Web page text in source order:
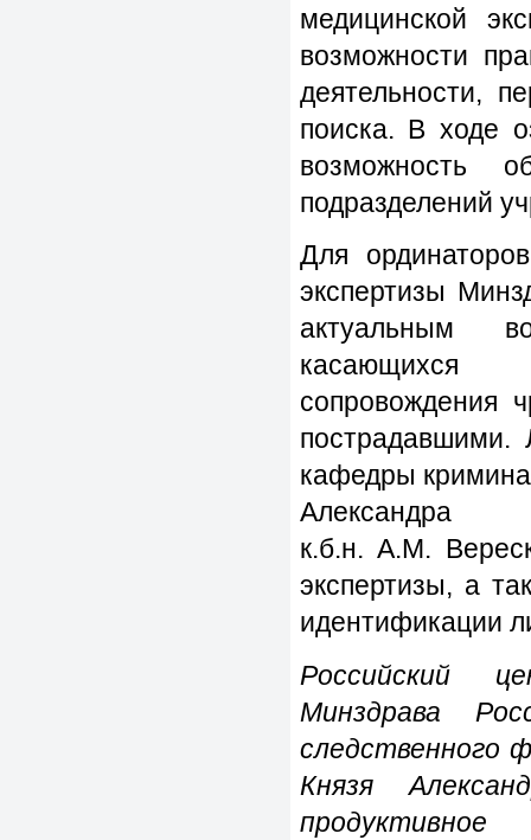
медицинской
возможности
деятельности,
поиска. В ходе
возможность
подразделений
Для
экспертизы
актуальным
касающихся
сопровождения
пострадавшими.
кафедры
к.б.н. А.М.
экспертизы, а
идентификации
Российский
Минздрава
следственного
Князя
продуктивное